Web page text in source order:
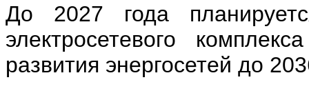
До 2027 года
электросетевого
развития энергосетей до